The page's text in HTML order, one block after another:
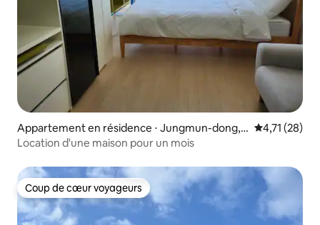
Appartement en résidence ⋅ Jungmun-dong, S
eogwipo-si
Évaluation
4,71 (28)
Location d'une maison pour un mois
Coup de cœur voyageurs
Coup de cœur voyageurs